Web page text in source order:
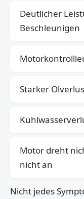
Deutlicher
Beschleunigen
Starker
Motor dreht
nicht an
Nicht jedes